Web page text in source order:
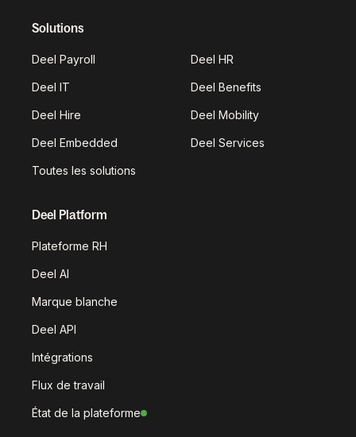
Solutions
Deel Payroll Deel HR
Deel IT Deel Benefits
Deel Hire Deel Mobility
Deel Embedded Deel Services
Toutes les solutions
Deel Platform
Plateforme RH
Deel AI
Marque blanche
Deel API
Intégrations
Flux de travail
État de la plateforme